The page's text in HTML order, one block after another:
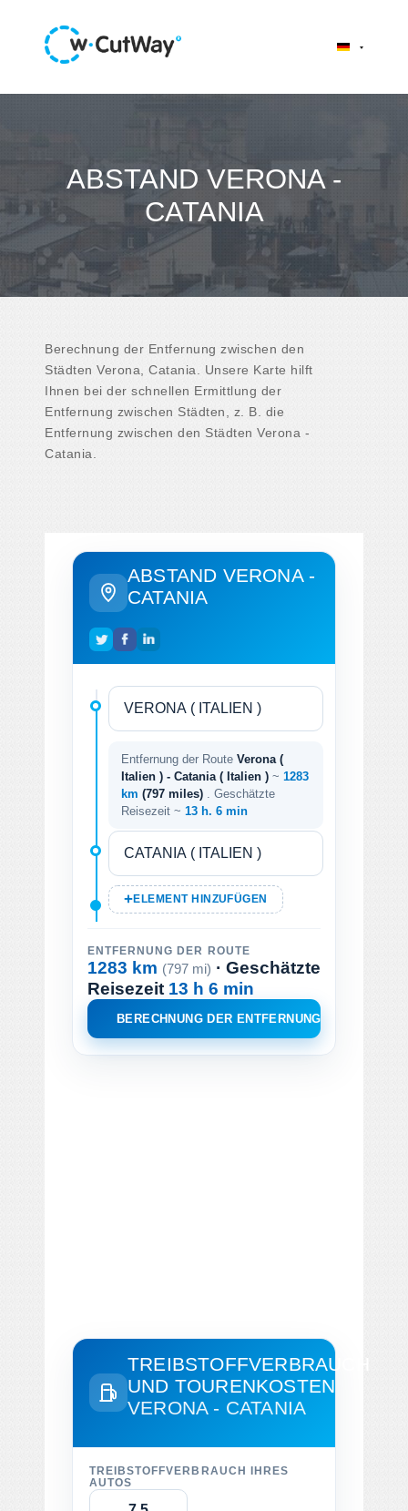
ABSTAND VERONA -
CATANIA
Berechnung der Entfernung zwischen den
Städten Verona, Catania. Unsere Karte hilft
Ihnen bei der schnellen Ermittlung der
Entfernung zwischen Städten, z. B. die
Entfernung zwischen den Städten Verona -
Catania.
ABSTAND VERONA -
CATANIA
Entfernung der Route Verona (
Italien ) - Catania ( Italien ) ~ 1283
km (797 miles)
. Geschätzte
Reisezeit ~ 13 h. 6 min
ELEMENT HINZUFÜGEN
ENTFERNUNG DER ROUTE
1283 km (797 mi) · Geschätzte
Reisezeit 13 h 6 min
BERECHNUNG DER ENTFERNUNG
TREIBSTOFFVERBRAUCH
UND TOURENKOSTEN
VERONA - CATANIA
TREIBSTOFFVERBRAUCH IHRES
AUTOS